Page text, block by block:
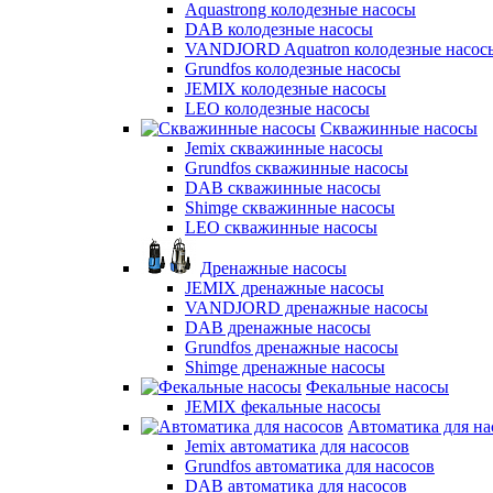
Aquastrong колодезные насосы
DAB колодезные насосы
VANDJORD Aquatron колодезные
Grundfos колодезные насосы
JEMIX колодезные насосы
LEO колодезные насосы
Скважинные насосы
Jemix cкважинные насосы
Grundfos скважинные насосы
DAB скважинные насосы
Shimge скважинные насосы
LEO скважинные насосы
Дренажные насосы
JEMIX дренажные насосы
VANDJORD дренажные насосы
DAB дренажные насосы
Grundfos дренажные насосы
Shimge дренажные насосы
Фекальные насосы
JEMIX фекальные насосы
Автоматика для
Jemix автоматика для насосов
Grundfos автоматика для насосов
DAB автоматика для насосов